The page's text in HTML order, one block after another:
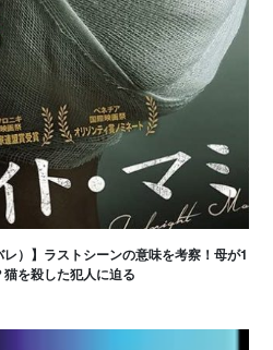
レ）】ラストシーンの意味を考察！母が1
を殺した犯人に迫る